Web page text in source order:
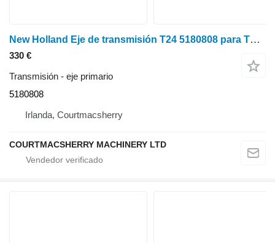
New Holland Eje de transmisión T24 5180808 para Tm120, Tm130, Case Puma 130 eje primario para tractor de ruedas
330 €
Transmisión - eje primario
5180808
Irlanda, Courtmacsherry
COURTMACSHERRY MACHINERY LTD